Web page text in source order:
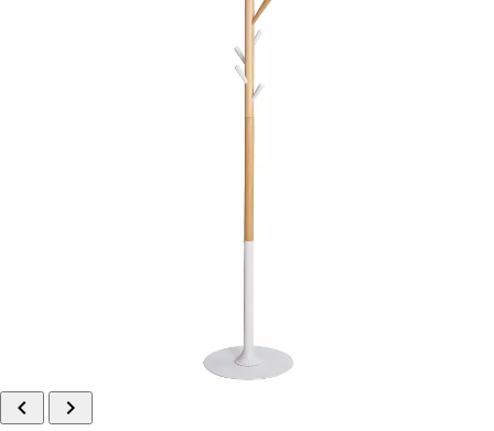
 